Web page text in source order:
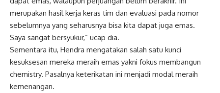
merupakan hasil kerja keras tim dan evaluasi pada nomor
sebelumnya yang seharusnya bisa kita dapat juga emas.
Saya sangat bersyukur,” ucap dia.
Sementara itu, Hendra mengatakan salah satu kunci
kesuksesan mereka meraih emas yakni fokus membangun
chemistry. Pasalnya keterikatan ini menjadi modal meraih
kemenangan.